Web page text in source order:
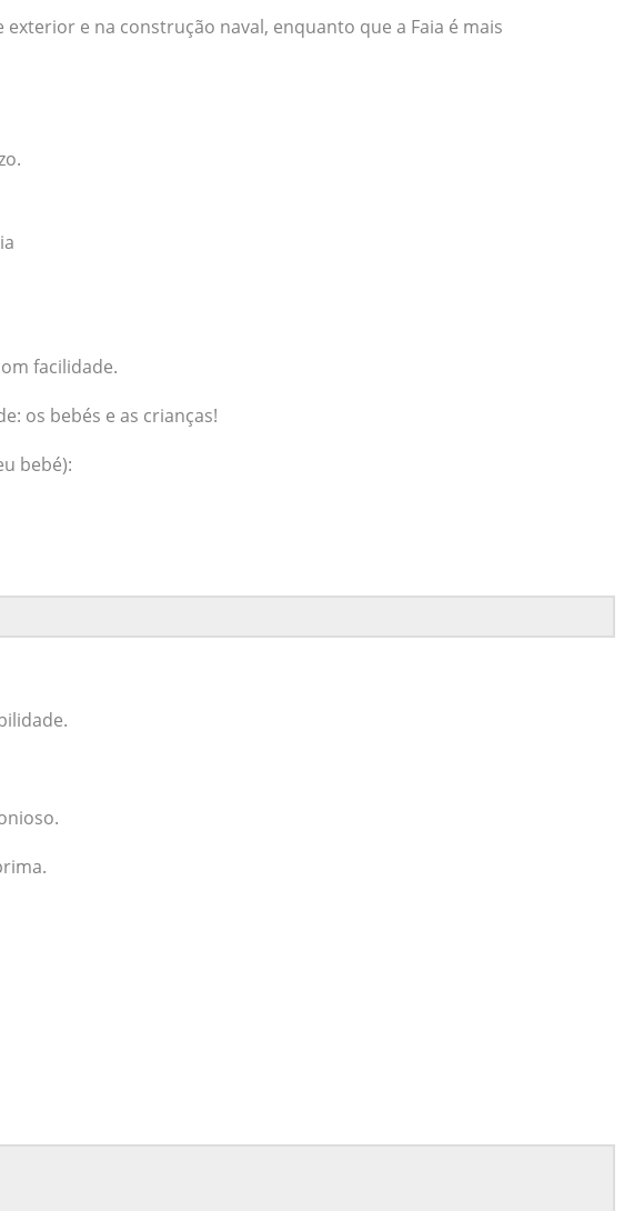
e na construção naval, enquanto que a Faia é mais
facilidade.
os bebés e as crianças!
bebé):